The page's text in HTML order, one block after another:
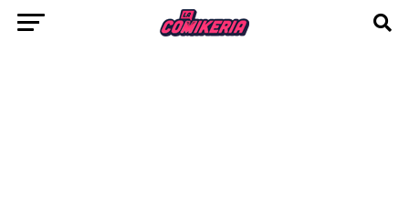
Transformers